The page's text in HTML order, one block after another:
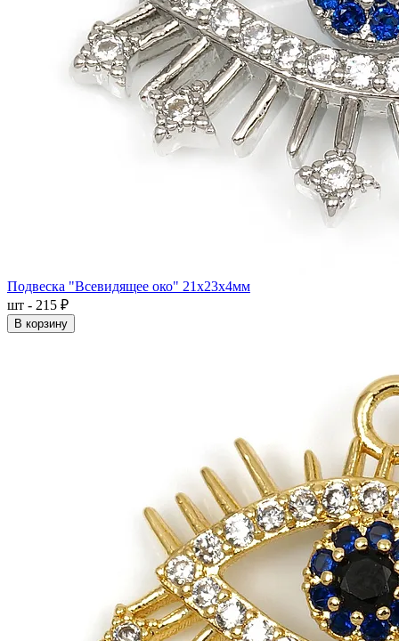
Подвеска "Всевидящее око" 21x23x4мм
шт - 215 ₽
В корзину